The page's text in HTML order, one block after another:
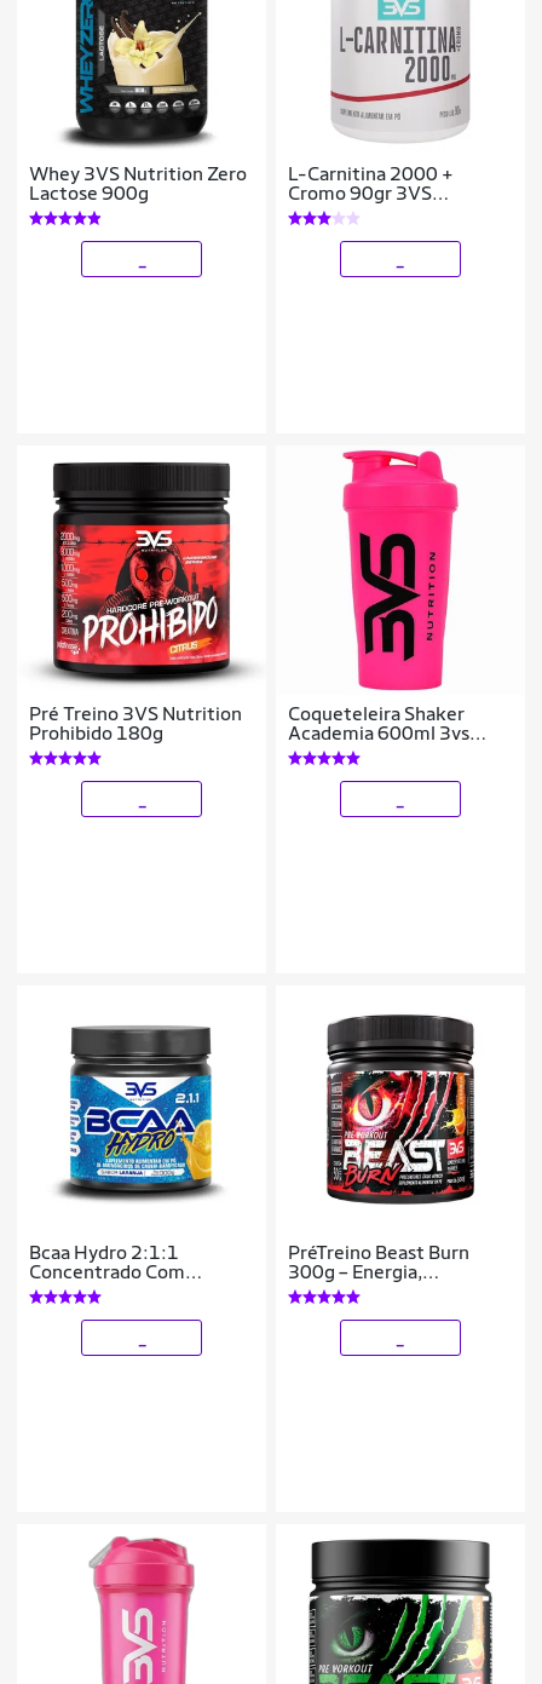
Whey 3VS Nutrition Zero
Lactose 900g
L-Carnitina 2000 +
Cromo 90gr 3VS
Nutrition
Pré Treino 3VS Nutrition
Prohibido 180g
Coqueteleira Shaker
Academia 600ml 3vs
Nutrition Rosa e Preto
Bcaa Hydro 2:1:1
Concentrado Com
2000mg Por Dose 300g -
Sabor: Laranja
PréTreino Beast Burn
300g – Energia,
Emagrecimento e
Performance – 50 Doses